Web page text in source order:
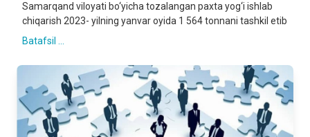
Samarqand viloyati bo‘yicha tozalangan paxta yog‘i ishlab
chiqarish 2023- yilning yanvar oyida 1 564 tonnani tashkil etib
Batafsil ...